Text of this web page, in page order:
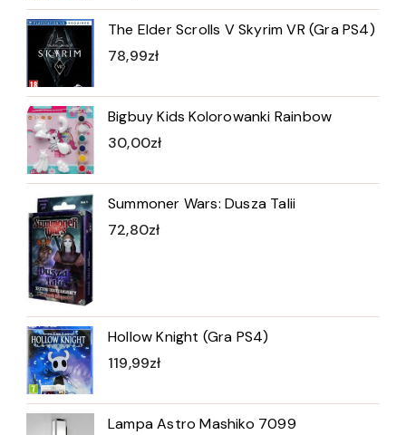
The Elder Scrolls V Skyrim VR (Gra PS4)
78,99zł
Bigbuy Kids Kolorowanki Rainbow
30,00zł
Summoner Wars: Dusza Talii
72,80zł
Hollow Knight (Gra PS4)
119,99zł
Lampa Astro Mashiko 7099